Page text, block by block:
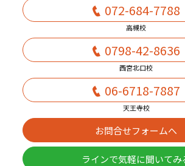
072-684-7788
高槻校
0798-42-8636
西宮北口校
06-6718-7887
天王寺校
お問合せフォームへ
ラインで気軽に聞いてみ